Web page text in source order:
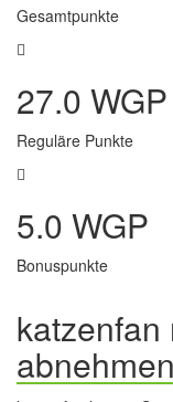
Gesamtpunkte
27.0 WGP
Reguläre Punkte
5.0 WGP
Bonuspunkte
katzenfan
abnehmen